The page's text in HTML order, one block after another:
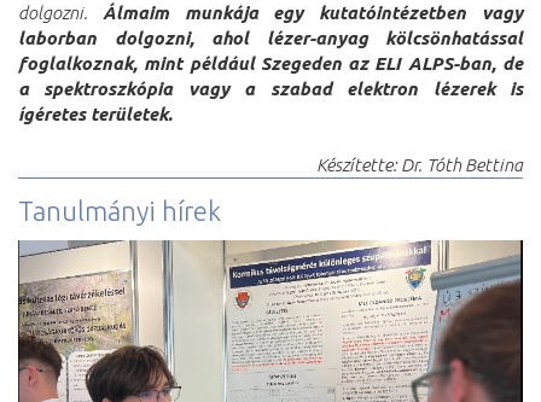
dolgozni. Álmaim munkája egy kutatóintézetben vagy
laborban dolgozni, ahol lézer-anyag kölcsönhatással
foglalkoznak, mint például Szegeden az ELI ALPS-ban, de
a spektroszkópia vagy a szabad elektron lézerek is
ígéretes területek.
Készítette: Dr. Tóth Bettina
Tanulmányi hírek